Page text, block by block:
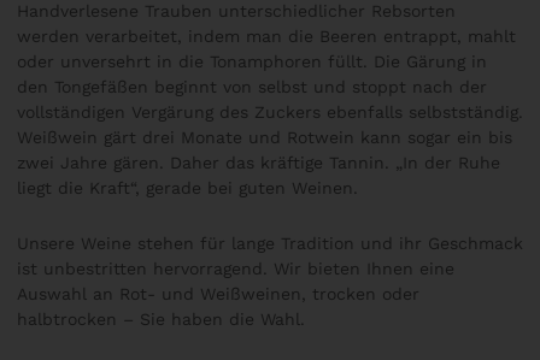
Handverlesene Trauben unterschiedlicher Rebsorten
werden verarbeitet, indem man die Beeren entrappt, mahlt
oder unversehrt in die Tonamphoren füllt. Die Gärung in
den Tongefäßen beginnt von selbst und stoppt nach der
vollständigen Vergärung des Zuckers ebenfalls selbstständig.
Weißwein gärt drei Monate und Rotwein kann sogar ein bis
zwei Jahre gären. Daher das kräftige Tannin. „In der Ruhe
liegt die Kraft“, gerade bei guten Weinen.
Unsere Weine stehen für lange Tradition und ihr Geschmack
ist unbestritten hervorragend. Wir bieten Ihnen eine
Auswahl an Rot- und Weißweinen, trocken oder
halbtrocken – Sie haben die Wahl.